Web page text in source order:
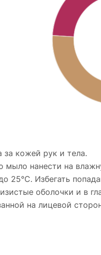
кожей рук и тела.
мыло нанести на
25°С. Избегать
оболочки и в
на лицевой